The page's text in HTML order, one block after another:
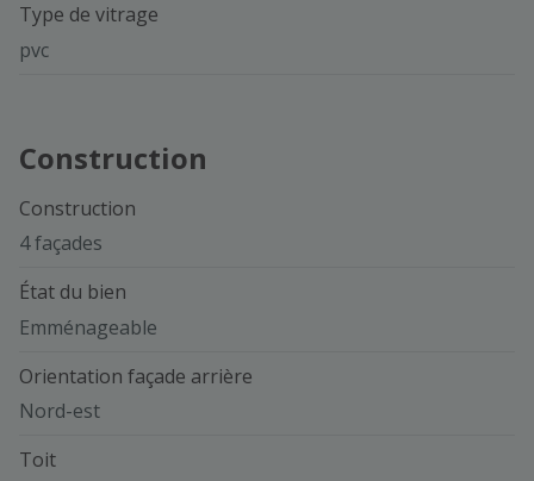
Type de vitrage
pvc
Construction
Construction
4 façades
État du bien
Emménageable
Orientation façade arrière
Nord-est
Toit